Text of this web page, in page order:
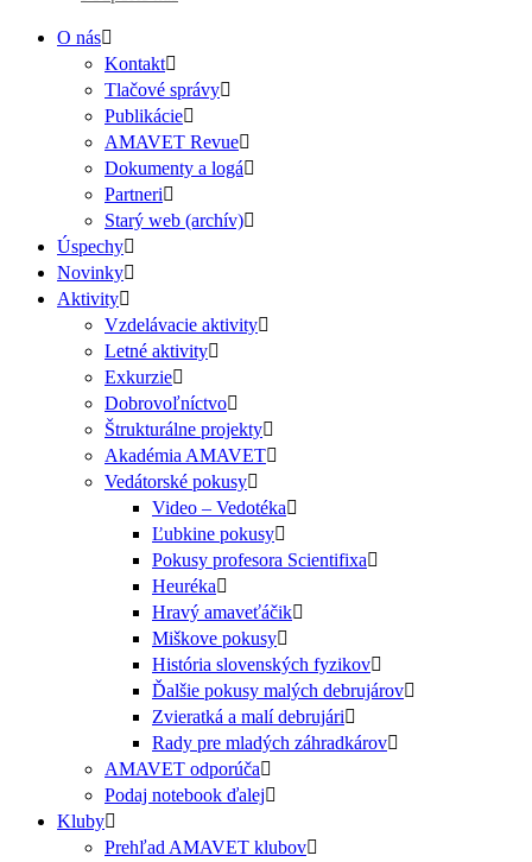
O nás
Kontakt
Tlačové správy
Publikácie
AMAVET Revue
Dokumenty a logá
Partneri
Starý web (archív)
Úspechy
Novinky
Aktivity
Vzdelávacie aktivity
Letné aktivity
Exkurzie
Dobrovoľníctvo
Štrukturálne projekty
Akadémia AMAVET
Vedátorské pokusy
Video – Vedotéka
Ľubkine pokusy
Pokusy profesora Scientifixa
Heuréka
Hravý amaveťáčik
Miškove pokusy
História slovenských fyzikov
Ďalšie pokusy malých debrujárov
Zvieratká a malí debrujári
Rady pre mladých záhradkárov
AMAVET odporúča
Podaj notebook ďalej
Kluby
Prehľad AMAVET klubov